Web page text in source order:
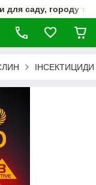
для саду, городу та
ІНСЕКТИЦИДИ